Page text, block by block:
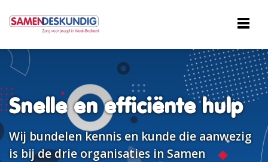
Snelle en efficiënte hulp
Wij bundelen kennis en kunde die aanwezig
is bij de drie organisaties in Samen